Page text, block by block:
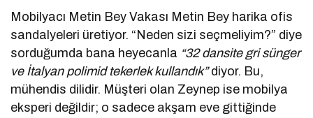
Mobilyacı Metin Bey Vakası Metin Bey harika ofis
sandalyeleri üretiyor. “Neden sizi seçmeliyim?” diye
sorduğumda bana heyecanla “32 dansite gri sünger
ve İtalyan polimid tekerlek kullandık”diyor. Bu,
mühendis dilidir. Müşteri olan Zeynep ise mobilya
eksperi değildir; o sadece akşam eve gittiğinde